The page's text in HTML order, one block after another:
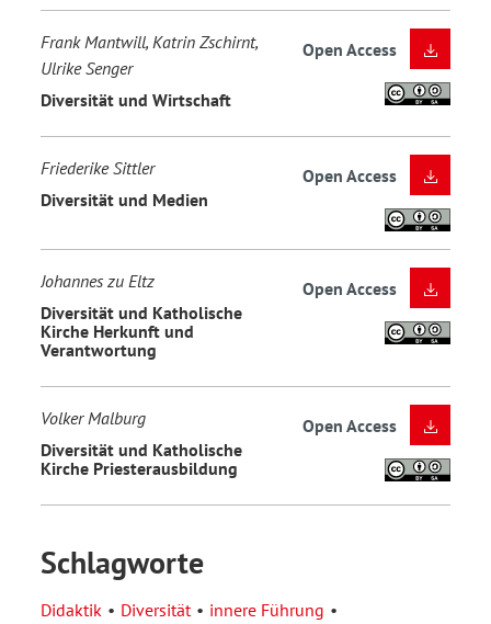
Frank Mantwill, Katrin Zschirnt,
Ulrike Senger
Diversität und Wirtschaft
Open Access
Friederike Sittler
Diversität und Medien
Open Access
Johannes zu Eltz
Diversität und Katholische
Kirche Herkunft und
Verantwortung
Open Access
Volker Malburg
Diversität und Katholische
Kirche Priesterausbildung
Open Access
Schlagworte
Didaktik Diversität
innere Führung